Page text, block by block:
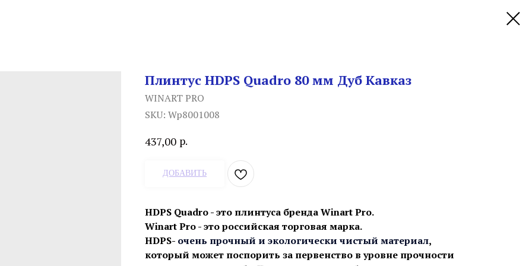
Плинтус HDPS Quadro 80 мм Дуб Кавказ
WINART PRO
SKU: Wp8001008
437,00 р.
ДОБАВИТЬ
HDPS Quadro - это плинтуса бренда Winart Pro.
Winart Pro - это российская торговая марка.
HDPS- очень прочный и экологически чистый материал,
который может поспорить за первенство в уровне прочности